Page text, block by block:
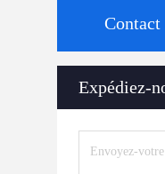
Contact
Expédiez-